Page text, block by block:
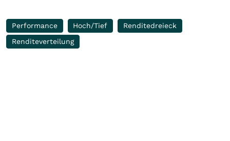
Performance Hoch/Tief
Renditedreieck
Renditeverteilung